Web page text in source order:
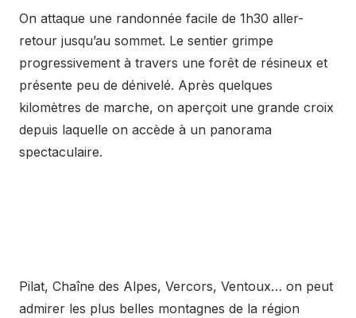
On attaque une randonnée facile de 1h30 aller-
retour jusqu’au sommet. Le sentier grimpe
progressivement à travers une forêt de résineux et
présente peu de dénivelé. Après quelques
kilomètres de marche, on aperçoit une grande croix
depuis laquelle on accède à un panorama
spectaculaire.
Pilat, Chaîne des Alpes, Vercors, Ventoux… on peut
admirer les plus belles montagnes de la région